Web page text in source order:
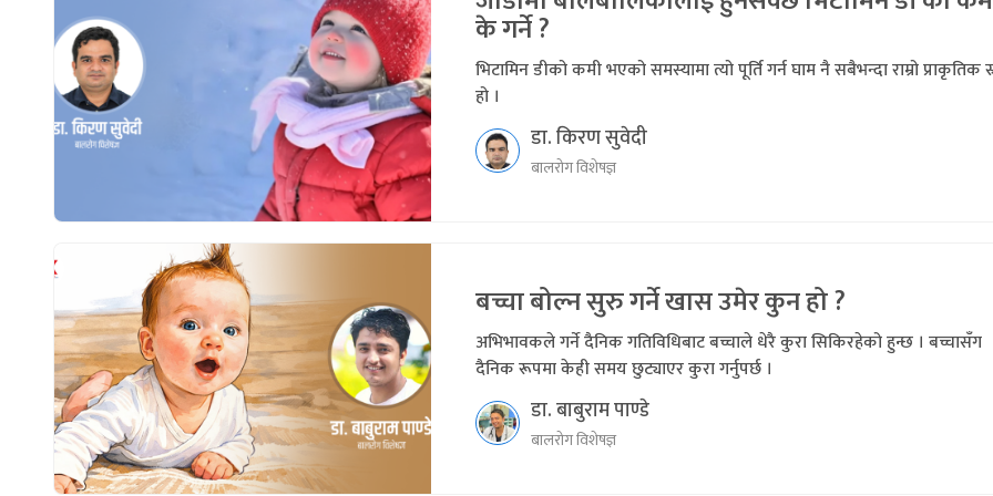
के गर्ने ?
भिटामिन डीको कमी भएको समस्यामा त्यो पूर्ति गर्न घाम नै सबैभन्दा राम्रो प्राकृतिक
हो ।
डा. किरण सुवेदी
बालरोग विशेषज्ञ
बच्चा बोल्न सुरु गर्ने खास उमेर कुन हो ?
अभिभावकले गर्ने दैनिक गतिविधिबाट बच्चाले धेरै कुरा सिकिरहेको हुन्छ । बच्चासँग
दैनिक रूपमा केही समय छुट्याएर कुरा गर्नुपर्छ ।
डा. बाबुराम पाण्डे
बालरोग विशेषज्ञ